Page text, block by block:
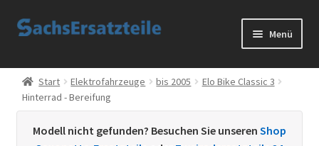
Zur
Zum
Menü
Start
AGB
Datenschutzerklärung
Start Elektrofahrzeuge bis 2005
Elo Bike Classic 3
Hinterrad - Bereifung
Modell nicht gefunden? Besuchen Sie unseren Shop